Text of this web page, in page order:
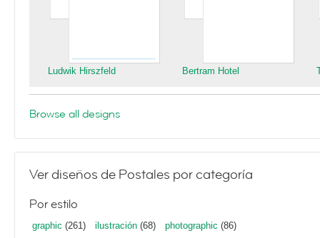
Ludwik Hirszfeld Bertram Hotel
Browse all designs
Ver diseños de Postales por categoría
Por estilo
graphic (261) ilustración (68) photographic (86)